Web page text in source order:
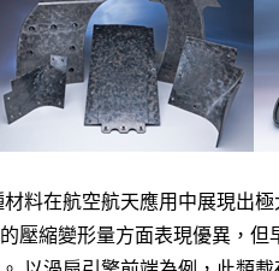
料在航空航天應用中展現出
壓縮變形量方面表現優異，